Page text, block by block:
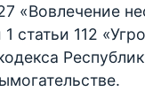
«Вовлечение
статьи 112